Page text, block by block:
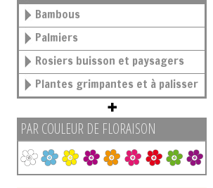
Bambous
Palmiers
Rosiers buisson et paysagers
Plantes grimpantes et à palisser
PAR COULEUR DE FLORAISON